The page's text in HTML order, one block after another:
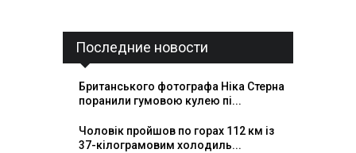
Последние новости
Британського фотографа Ніка Стерна
поранили гумовою кулею пі...
Чоловік пройшов по горах 112 км із
37-кілограмовим холодиль...